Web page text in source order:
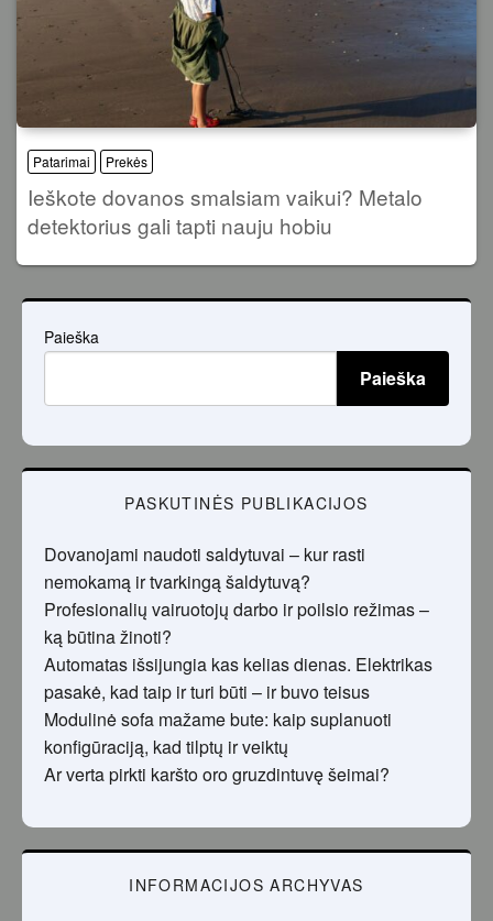
Patarimai Prekės
Ieškote dovanos smalsiam vaikui? Metalo
detektorius gali tapti nauju hobiu
Paieška
Paieška
PASKUTINĖS PUBLIKACIJOS
Dovanojami naudoti saldytuvai – kur rasti
nemokamą ir tvarkingą šaldytuvą?
Profesionalių vairuotojų darbo ir poilsio režimas –
ką būtina žinoti?
Automatas išsijungia kas kelias dienas. Elektrikas
pasakė, kad taip ir turi būti – ir buvo teisus
Modulinė sofa mažame bute: kaip suplanuoti
konfigūraciją, kad tilptų ir veiktų
Ar verta pirkti karšto oro gruzdintuvę šeimai?
INFORMACIJOS ARCHYVAS